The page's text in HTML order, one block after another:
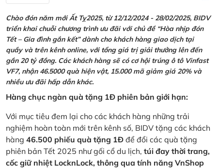
Chào đón năm mới Ất Tỵ2025, từ 12/12/2024 - 28/02/2025, BIDV
triển khai chuỗi chương trình ưu đãi với chủ đề “Hòa nhịp đón
Tết – Gia đình gắn kết” dành cho khách hàng giao dịch tại
quầy và trên kênh online, với tổng giá trị giải thưởng lên đến
gần 20 tỷ đồng. Các khách hàng sẽ có cơ hội trúng ô tô Vinfast
VF7, nhận 46.5000 quà hiện vật, 15.000 mã giảm giá 20% và
nhiều ưu đãi hấp dẫn khác.
Hàng chục ngàn quà tặng 1Đ phiên bản giới hạn:
Với mục tiêu đem lại cho các khách hàng những trải
nghiệm hoàn toàn mới trên kênh số, BIDV tặng các khách
hàng 46.500 phiếu quà tặng 1Đ để đổi các quà tặng
phiên bản Tết 2025 như gối cổ du lịch, túi đay thời trang,
cốc giữ nhiệt LocknLock, thông qua tính năng VnShop